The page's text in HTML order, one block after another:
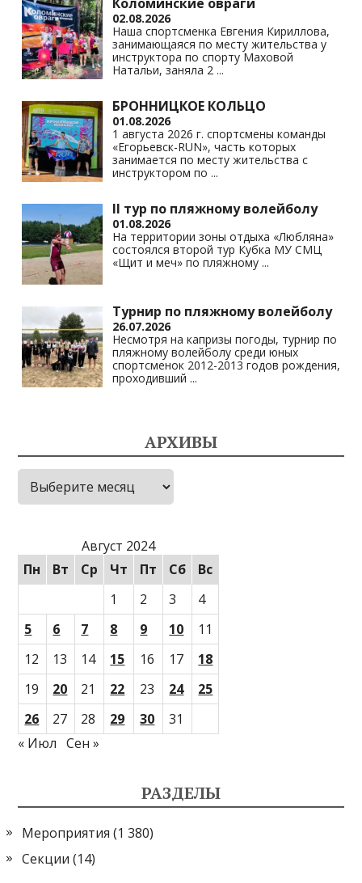
Коломинские овраги
02.08.2026
Наша спортсменка Евгения Кириллова,
занимающаяся по месту жительства у
инструктора по спорту Маховой
Натальи, заняла 2 ...
БРОННИЦКОЕ КОЛЬЦО
01.08.2026
1 августа 2026 г. спортсмены команды
«Егорьевск-RUN», часть которых
занимается по месту жительства с
инструктором по ...
II тур по пляжному волейболу
01.08.2026
На территории зоны отдыха «Любляна»
состоялся второй тур Кубка МУ СМЦ
«Щит и меч» по пляжному ...
Турнир по пляжному волейболу
26.07.2026
Несмотря на капризы погоды, турнир по
пляжному волейболу среди юных
спортсменок 2012-2013 годов рождения,
проходивший ...
АРХИВЫ
Архивы
Август 2024
Пн
Вт Ср Чт Пт Сб
Вс
1
2 3
4
5
6 7 8 9 10
11
12
13 14 15 16 17
18
19
20 21 22 23 24
25
26
27 28 29 30
31
« Июл
Сен »
РАЗДЕЛЫ
Мероприятия (1 380)
Секции (14)